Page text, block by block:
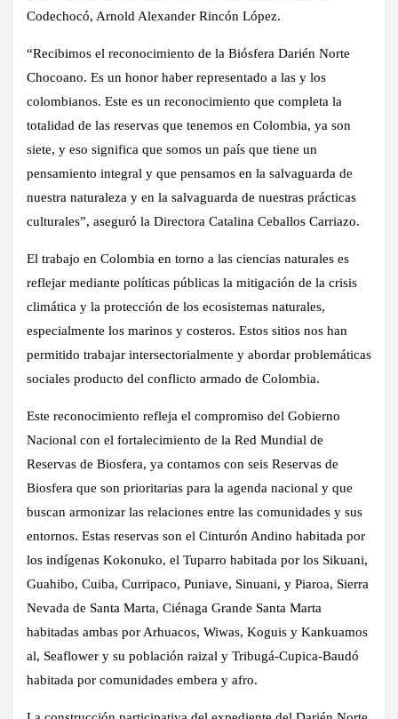
Codechocó, Arnold Alexander Rincón López.
“Recibimos el reconocimiento de la Biósfera Darién Norte
Chocoano. Es un honor haber representado a las y los
colombianos. Este es un reconocimiento que completa la
totalidad de las reservas que tenemos en Colombia, ya son
siete, y eso significa que somos un país que tiene un
pensamiento integral y que pensamos en la salvaguarda de
nuestra naturaleza y en la salvaguarda de nuestras prácticas
culturales”, aseguró la Directora Catalina Ceballos Carriazo.
El trabajo en Colombia en torno a las ciencias naturales es
reflejar mediante políticas públicas la mitigación de la crisis
climática y la protección de los ecosistemas naturales,
especialmente los marinos y costeros. Estos sitios nos han
permitido trabajar intersectorialmente y abordar problemáticas
sociales producto del conflicto armado de Colombia.
Este reconocimiento refleja el compromiso del Gobierno
Nacional con el fortalecimiento de la Red Mundial de
Reservas de Biosfera, ya contamos con seis Reservas de
Biosfera que son prioritarias para la agenda nacional y que
buscan armonizar las relaciones entre las comunidades y sus
entornos. Estas reservas son el Cinturón Andino habitada por
los indígenas Kokonuko, el Tuparro habitada por los Sikuani,
Guahibo, Cuiba, Curripaco, Puniave, Sinuani, y Piaroa, Sierra
Nevada de Santa Marta, Ciénaga Grande Santa Marta
habitadas ambas por Arhuacos, Wiwas, Koguis y Kankuamos
al, Seaflower y su población raizal y Tribugá-Cupica-Baudó
habitada por comunidades embera y afro.